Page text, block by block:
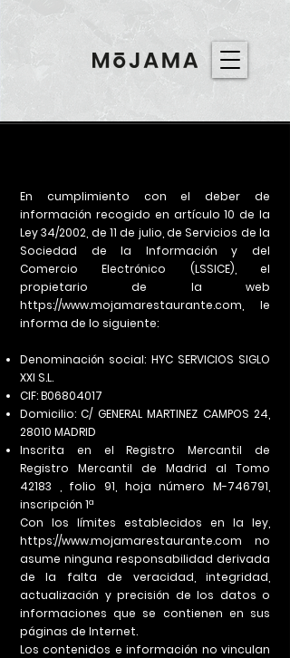
En cumplimiento con el deber de
información recogido en artículo 10 de la
Ley 34/2002, de 11 de julio, de Servicios de la
Sociedad de la Información y del
Comercio Electrónico (LSSICE), el
propietario de la web
https://www.mojamarestaurante.com , le
informa de lo siguiente:
Denominación social: HYC SERVICIOS SIGLO
XXI S.L.
CIF: B06804017
Domicilio: C/ GENERAL MARTINEZ CAMPOS 24,
28010 MADRID
Inscrita en el Registro Mercantil de
Registro Mercantil de Madrid al Tomo
42183 , folio 91, hoja número M-746791,
inscripción 1ª
Con los límites establecidos en la ley,
https://www.mojamarestaurante.com no
asume ninguna responsabilidad derivada
de la falta de veracidad, integridad,
actualización y precisión de los datos o
informaciones que se contienen en sus
páginas de Internet.
Los contenidos e información no vinculan